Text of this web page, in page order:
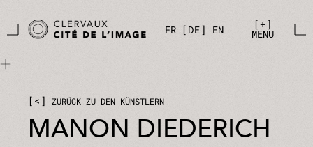
FR
DE EN +
MENU
< ZURÜCK ZU DEN KÜNSTLERN
MANON DIEDERICH